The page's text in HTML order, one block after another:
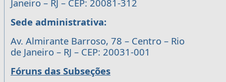
Janeiro – RJ – CEP: 20081-312
Sede administrativa:
Av. Almirante Barroso, 78 – Centro – Rio
de Janeiro – RJ – CEP: 20031-001
Fóruns das Subseções